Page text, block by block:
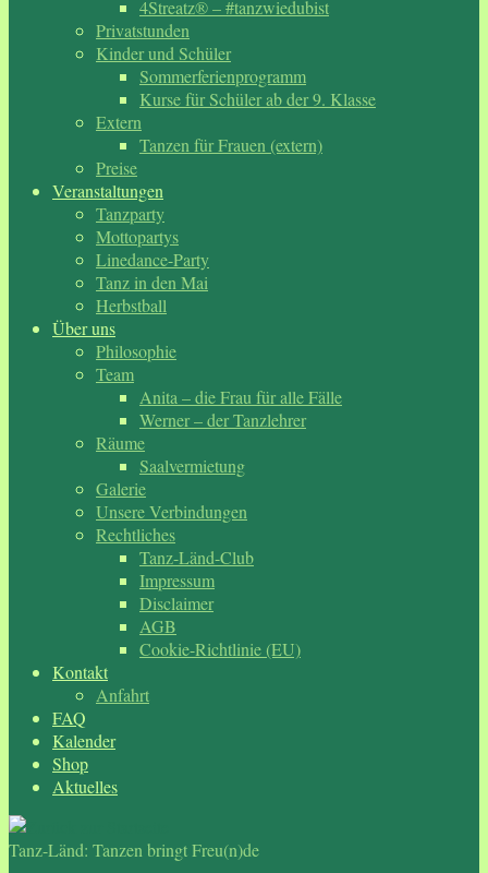
4Streatz® – #tanzwiedubist
Privatstunden
Kinder und Schüler
Sommerferienprogramm
Kurse für Schüler ab der 9. Klasse
Extern
Tanzen für Frauen (extern)
Preise
Veranstaltungen
Tanzparty
Mottopartys
Linedance-Party
Tanz in den Mai
Herbstball
Über uns
Philosophie
Team
Anita – die Frau für alle Fälle
Werner – der Tanzlehrer
Räume
Saalvermietung
Galerie
Unsere Verbindungen
Rechtliches
Tanz-Länd-Club
Impressum
Disclaimer
AGB
Cookie-Richtlinie (EU)
Kontakt
Anfahrt
FAQ
Kalender
Shop
Aktuelles
Tanz-Länd: Tanzen bringt Freu(n)de